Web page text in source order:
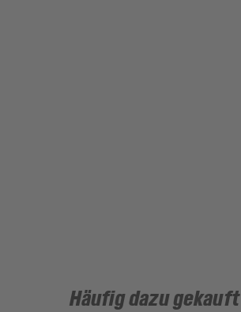
Häufig dazu gekauft